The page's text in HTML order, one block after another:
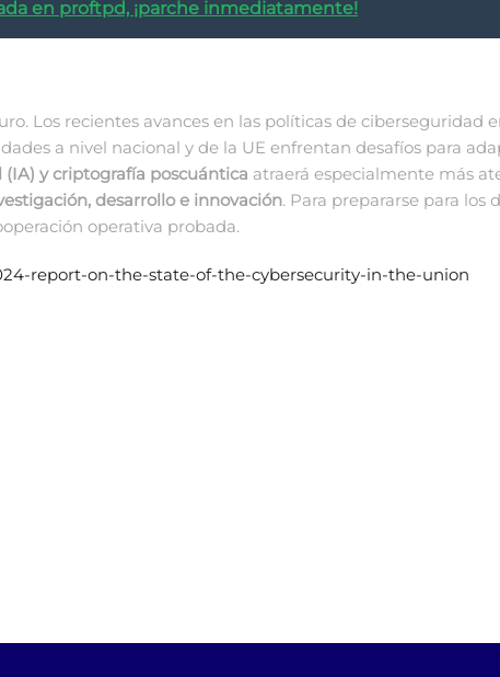
en proftpd, ¡parche inmediatamente!
Los recientes avances en las políticas de ciberseguridad
a nivel nacional y de la UE enfrentan desafíos para
y criptografía poscuántica atraerá especialmente más
desarrollo e innovación. Para prepararse para los
operativa probada.
report-on-the-state-of-the-cybersecurity-in-the-union